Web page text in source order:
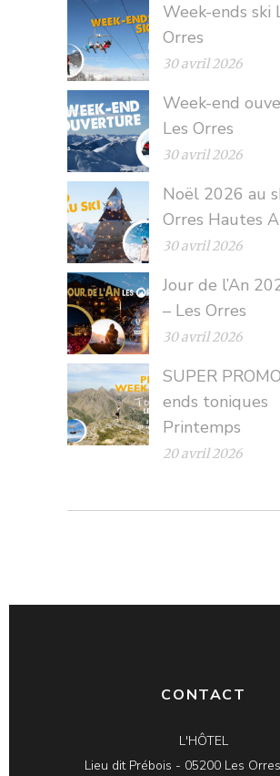
Week-ends ski
Orres
30 avril 2026
Week-end
Les Orres
30 avril 2026
Noël 2026 au
Orres Hautes
30 avril 2026
Jour de l’An
– Les Orres
30 avril 2026
SUPER
ends toniques
Printemps
20 avril 2026
CONTACT
L'HÔTEL
Lieu dit Prébois - 05200 Les